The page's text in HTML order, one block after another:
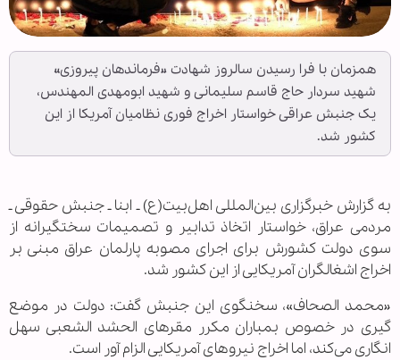
همزمان با فرا رسیدن سالروز شهادت «فرماندهان پیروزی»
شهید سردار حاج قاسم سلیمانی و شهید ابومهدی المهندس،
یک جنبش عراقی خواستار اخراج فوری نظامیان آمریکا از این
کشور شد.
به گزارش خبرگزاری بین‌المللی اهل‌بیت(ع) ـ ابنا ـ جنبش حقوقی ـ
مردمی عراق، خواستار اتخاذ تدابیر و تصمیمات سختگیرانه از
سوی دولت کشورش برای اجرای مصوبه پارلمان عراق مبنی بر
اخراج اشغالگران آمریکایی از این کشور شد.
«محمد الصحاف»، سخنگوی این جنبش گفت: دولت در موضع
گیری در خصوص بمباران مکرر مقرهای الحشد الشعبی سهل
انگاری می‌کند، اما اخراج نیروهای آمریکایی الزام آور است.